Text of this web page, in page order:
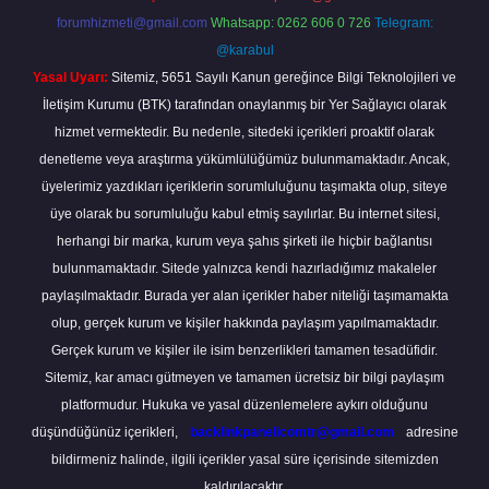
forumhizmeti@gmail.com Whatsapp: 0262 606 0 726 Telegram:
@karabul
Yasal Uyarı: Sitemiz, 5651 Sayılı Kanun gereğince Bilgi Teknolojileri ve
İletişim Kurumu (BTK) tarafından onaylanmış bir Yer Sağlayıcı olarak
hizmet vermektedir. Bu nedenle, sitedeki içerikleri proaktif olarak
denetleme veya araştırma yükümlülüğümüz bulunmamaktadır. Ancak,
üyelerimiz yazdıkları içeriklerin sorumluluğunu taşımakta olup, siteye
üye olarak bu sorumluluğu kabul etmiş sayılırlar. Bu internet sitesi,
herhangi bir marka, kurum veya şahıs şirketi ile hiçbir bağlantısı
bulunmamaktadır. Sitede yalnızca kendi hazırladığımız makaleler
paylaşılmaktadır. Burada yer alan içerikler haber niteliği taşımamakta
olup, gerçek kurum ve kişiler hakkında paylaşım yapılmamaktadır.
Gerçek kurum ve kişiler ile isim benzerlikleri tamamen tesadüfidir.
Sitemiz, kar amacı gütmeyen ve tamamen ücretsiz bir bilgi paylaşım
platformudur. Hukuka ve yasal düzenlemelere aykırı olduğunu
düşündüğünüz içerikleri,
backlinkpanelicomtr@gmail.com
adresine
bildirmeniz halinde, ilgili içerikler yasal süre içerisinde sitemizden